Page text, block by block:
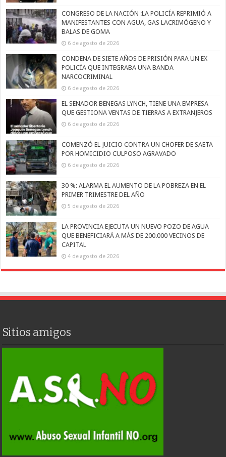
CONGRESO DE LA NACIÓN :LA POLICÍA REPRIMIÓ A
MANIFESTANTES CON AGUA, GAS LACRIMÓGENO Y
BALAS DE GOMA
6 de agosto de 2026
CONDENA DE SIETE AÑOS DE PRISIÓN PARA UN EX
POLICÍA QUE INTEGRABA UNA BANDA
NARCOCRIMINAL
6 de agosto de 2026
EL SENADOR BENEGAS LYNCH, TIENE UNA EMPRESA
QUE GESTIONA VENTAS DE TIERRAS A EXTRANJEROS
6 de agosto de 2026
COMENZÓ EL JUICIO CONTRA UN CHOFER DE SAETA
POR HOMICIDIO CULPOSO AGRAVADO
6 de agosto de 2026
30 %: ALARMA EL AUMENTO DE LA POBREZA EN EL
PRIMER TRIMESTRE DEL AÑO
5 de agosto de 2026
LA PROVINCIA EJECUTA UN NUEVO POZO DE AGUA
QUE BENEFICIARÁ A MÁS DE 200.000 VECINOS DE
CAPITAL
4 de agosto de 2026
Sitios amigos